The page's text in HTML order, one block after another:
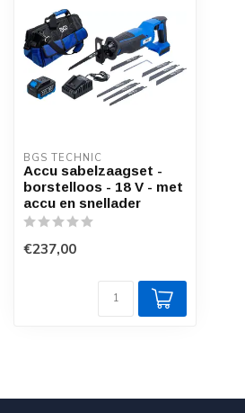
BGS TECHNIC
Accu sabelzaagset -
borstelloos - 18 V - met
accu en snellader
€237,00